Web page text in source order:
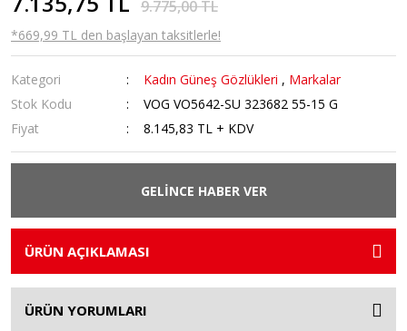
9.775,00 TL
*669,99 TL den başlayan taksitlerle!
Kategori Kadın Güneş Gözlükleri , Markalar
Stok Kodu
VOG VO5642-SU 323682 55-15 G
Fiyat
8.145,83 TL + KDV
GELİNCE HABER VER
ÜRÜN AÇIKLAMASI
ÜRÜN YORUMLARI